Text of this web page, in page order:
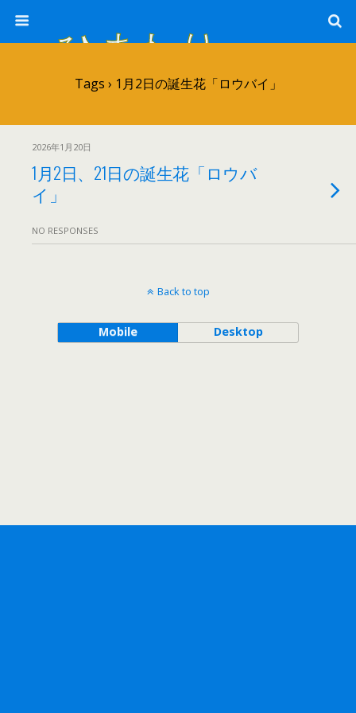
ひまわり畑 sunflower-field
Tags › 1月2日の誕生花「ロウバイ」
2026年1月20日
1月2日、21日の誕生花「ロウバ
イ」
NO RESPONSES
Back to top
Mobile Desktop